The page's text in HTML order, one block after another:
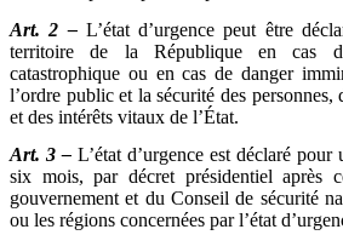
Art. 2 –L’état d’urgence peut être
territoire de la République en cas
catastrophique ou en cas de danger
l’ordre public et la sécurité des personnes,
et des intérêts vitaux de l’État.
Art. 3 – L’état d’urgence est déclaré
six mois, par décret présidentiel après
gouvernement et du Conseil de sécurité
ou les régions concernées par l’état